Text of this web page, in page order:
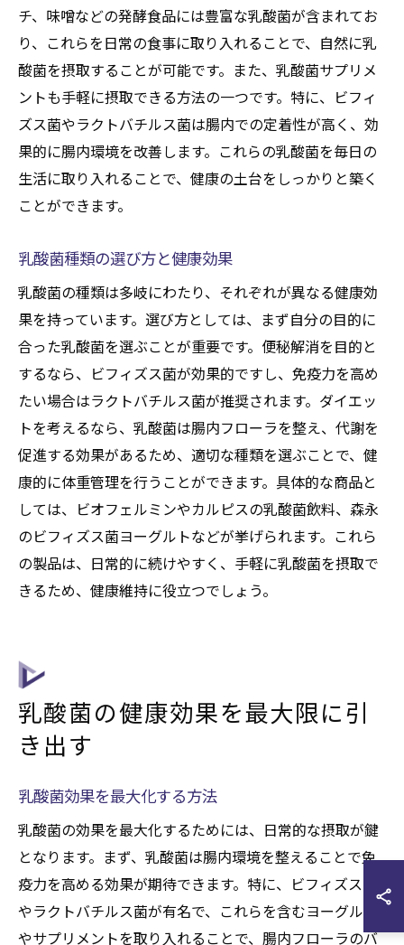
チ、味噌などの発酵食品には豊富な乳酸菌が含まれてお
り、これらを日常の食事に取り入れることで、自然に乳
酸菌を摂取することが可能です。また、乳酸菌サプリメ
ントも手軽に摂取できる方法の一つです。特に、ビフィ
ズス菌やラクトバチルス菌は腸内での定着性が高く、効
果的に腸内環境を改善します。これらの乳酸菌を毎日の
生活に取り入れることで、健康の土台をしっかりと築く
ことができます。
乳酸菌種類の選び方と健康効果
乳酸菌の種類は多岐にわたり、それぞれが異なる健康効
果を持っています。選び方としては、まず自分の目的に
合った乳酸菌を選ぶことが重要です。便秘解消を目的と
するなら、ビフィズス菌が効果的ですし、免疫力を高め
たい場合はラクトバチルス菌が推奨されます。ダイエッ
トを考えるなら、乳酸菌は腸内フローラを整え、代謝を
促進する効果があるため、適切な種類を選ぶことで、健
康的に体重管理を行うことができます。具体的な商品と
しては、ビオフェルミンやカルピスの乳酸菌飲料、森永
のビフィズス菌ヨーグルトなどが挙げられます。これら
の製品は、日常的に続けやすく、手軽に乳酸菌を摂取で
きるため、健康維持に役立つでしょう。
乳酸菌の健康効果を最大限に引
き出す
乳酸菌効果を最大化する方法
乳酸菌の効果を最大化するためには、日常的な摂取が鍵
となります。まず、乳酸菌は腸内環境を整えることで免
疫力を高める効果が期待できます。特に、ビフィズス菌
やラクトバチルス菌が有名で、これらを含むヨーグルト
やサプリメントを取り入れることで、腸内フローラのバ